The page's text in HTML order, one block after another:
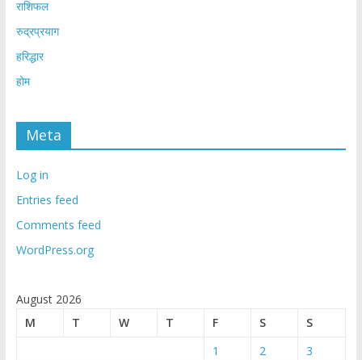
राशिफल
रुद्रप्रयाग
हरिद्धार
होम
Meta
Log in
Entries feed
Comments feed
WordPress.org
August 2026
M
T W T F S
S
1
2
3